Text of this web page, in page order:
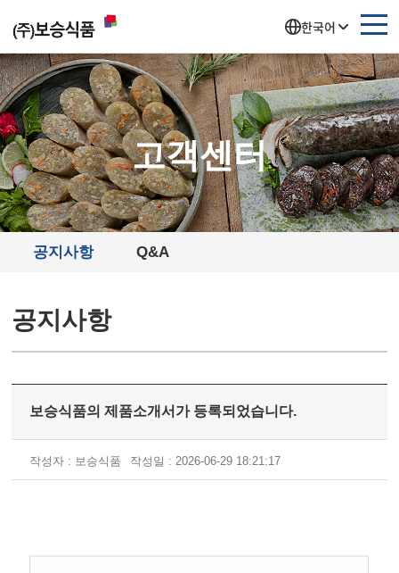
한국어
고객센터
공지사항 Q&A
공지사항
보승식품의 제품소개서가 등록되었습니다.
작성자 : 보승식품 작성일 : 2026-06-29 18:21:17